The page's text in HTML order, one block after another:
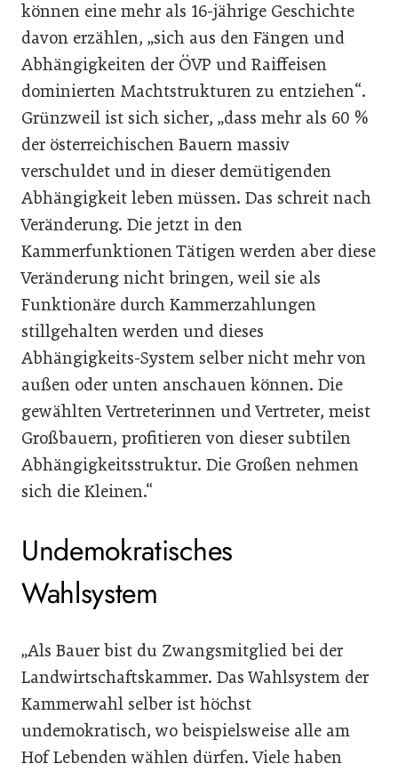
können eine mehr als 16-jährige Geschichte
davon erzählen, „sich aus den Fängen und
Abhängigkeiten der ÖVP und Raiffeisen
dominierten Machtstrukturen zu entziehen“.
Grünzweil ist sich sicher, „dass mehr als 60 %
der österreichischen Bauern massiv
verschuldet und in dieser demütigenden
Abhängigkeit leben müssen. Das schreit nach
Veränderung. Die jetzt in den
Kammerfunktionen Tätigen werden aber diese
Veränderung nicht bringen, weil sie als
Funktionäre durch Kammerzahlungen
stillgehalten werden und dieses
Abhängigkeits-System selber nicht mehr von
außen oder unten anschauen können. Die
gewählten Vertreterinnen und Vertreter, meist
Großbauern, profitieren von dieser subtilen
Abhängigkeitsstruktur. Die Großen nehmen
sich die Kleinen.“
Undemokratisches
Wahlsystem
„Als Bauer bist du Zwangsmitglied bei der
Landwirtschaftskammer. Das Wahlsystem der
Kammerwahl selber ist höchst
undemokratisch, wo beispielsweise alle am
Hof Lebenden wählen dürfen. Viele haben